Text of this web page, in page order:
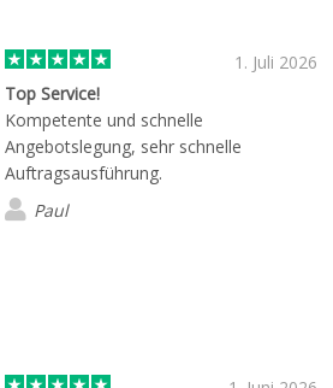
1. Juli 2026
Top Service!
Kompetente und schnelle
Angebotslegung, sehr schnelle
Auftragsausführung.
Paul